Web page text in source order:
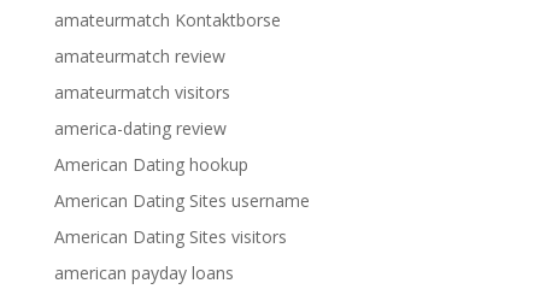
amateurmatch Kontaktborse
amateurmatch review
amateurmatch visitors
america-dating review
American Dating hookup
American Dating Sites username
American Dating Sites visitors
american payday loans